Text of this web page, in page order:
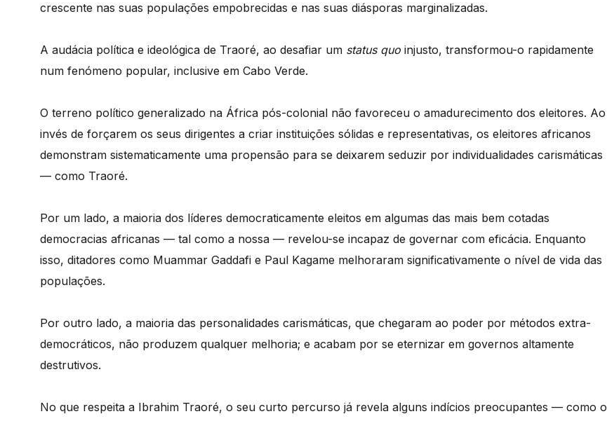
crescente nas suas populações empobrecidas e nas suas diásporas marginalizadas.
A audácia política e ideológica de Traoré, ao desafiar um status quo injusto, transformou-o rapidamente
num fenómeno popular, inclusive em Cabo Verde.
O terreno político generalizado na África pós-colonial não favoreceu o amadurecimento dos eleitores. Ao
invés de forçarem os seus dirigentes a criar instituições sólidas e representativas, os eleitores africanos
demonstram sistematicamente uma propensão para se deixarem seduzir por individualidades carismáticas
— como Traoré.
Por um lado, a maioria dos líderes democraticamente eleitos em algumas das mais bem cotadas
democracias africanas — tal como a nossa — revelou-se incapaz de governar com eficácia. Enquanto
isso, ditadores como Muammar Gaddafi e Paul Kagame melhoraram significativamente o nível de vida das
populações.
Por outro lado, a maioria das personalidades carismáticas, que chegaram ao poder por métodos extra-
democráticos, não produzem qualquer melhoria; e acabam por se eternizar em governos altamente
destrutivos.
No que respeita a Ibrahim Traoré, o seu curto percurso já revela alguns indícios preocupantes — como o